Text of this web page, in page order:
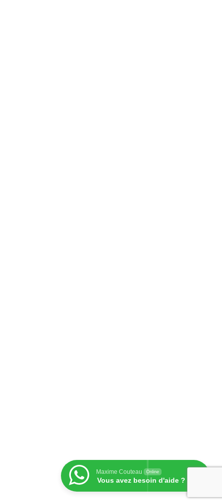
Maxime Couteau Online
Vous avez besoin d'aide ?